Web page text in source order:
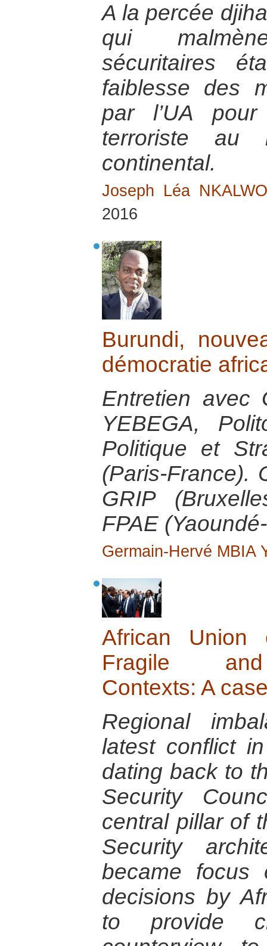
A la percée
qui
sécuritaires
faiblesse des
par l’UA
terroriste au
continental.
Joseph Léa
2016
Burundi,
démocratie
Entretien avec
YEBEGA,
Politique et
(Paris-France).
GRIP
FPAE
Germain-Hervé MBIA
African Union
Fragile and
Contexts: A
Regional
latest conflict
dating back to
Security
central pillar of
Security
became focus
decisions by
to provide